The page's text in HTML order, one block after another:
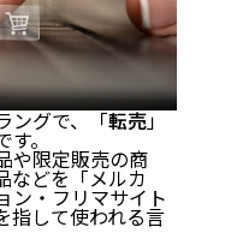
ングで、「転売」
。
や限定販売の商
などを「メルカ
ン・フリマサイト
指して使われる言